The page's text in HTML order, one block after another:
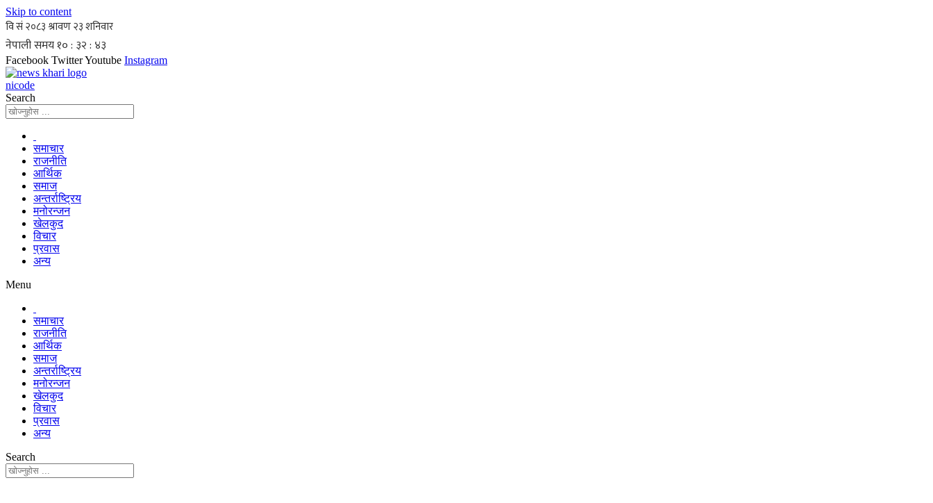
Skip to content
Facebook TwitterYoutube Instagram
nicode
Search
समाचार
राजनीति
आर्थिक
समाज
अन्तर्राष्ट्रिय
मनोरन्जन
खेलकुद
विचार
प्रवास
अन्य
Menu
समाचार
राजनीति
आर्थिक
समाज
अन्तर्राष्ट्रिय
मनोरन्जन
खेलकुद
विचार
प्रवास
अन्य
Search